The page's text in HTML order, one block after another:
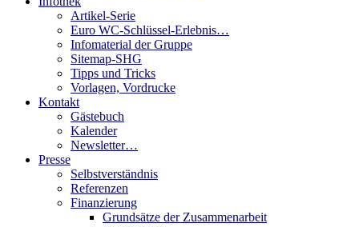
Artikel-Serie
Euro WC-Schlüssel-Erlebnis…
Infomaterial der Gruppe
Sitemap-SHG
Tipps und Tricks
Vorlagen, Vordrucke
Kontakt
Gästebuch
Kalender
Newsletter…
Presse
Selbstverständnis
Referenzen
Finanzierung
Grundsätze der Zusammenarbeit